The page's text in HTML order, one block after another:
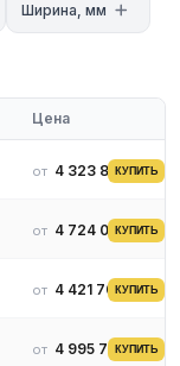
Ширина, мм
Цена
от 4 323 876 ₽
КУПИТЬ
от 4 724 088 ₽
КУПИТЬ
от 4 421 707 ₽КУПИТЬ
от 4 995 777 ₽
КУПИТЬ